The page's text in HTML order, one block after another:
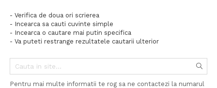
- Verifica de doua ori scrierea
- Incearca sa cauti cuvinte simple
- Incearca o cautare mai putin specifica
- Va puteti restrange rezultatele cautarii ulterior
Pentru mai multe informatii te rog sa ne contactezi la numarul